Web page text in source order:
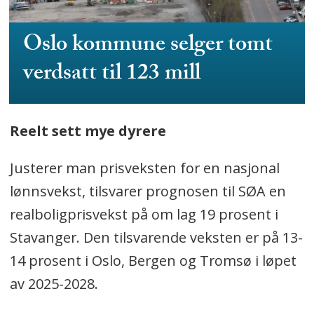
Oslo kommune selger tomt
verdsatt til 123 mill
Reelt sett mye dyrere
Justerer man prisveksten for en nasjonal
lønnsvekst, tilsvarer prognosen til SØA en
realboligprisvekst på om lag 19 prosent i
Stavanger. Den tilsvarende veksten er på 13-
14 prosent i Oslo, Bergen og Tromsø i løpet
av 2025-2028.